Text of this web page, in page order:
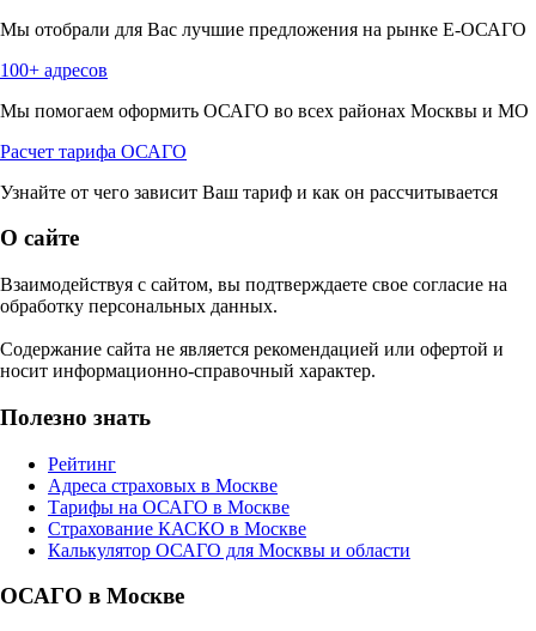
Мы отобрали для Вас лучшие предложения на рынке Е-ОСАГО
100+ адресов
Мы помогаем оформить ОСАГО во всех районах Москвы и МО
Расчет тарифа ОСАГО
Узнайте от чего зависит Ваш тариф и как он рассчитывается
О сайте
Взаимодействуя с сайтом, вы подтверждаете свое согласие на
обработку персональных данных.
Содержание сайта не является рекомендацией или офертой и
носит информационно-справочный характер.
Полезно знать
Рейтинг
Адреса страховых в Москве
Тарифы на ОСАГО в Москве
Страхование КАСКО в Москве
Калькулятор ОСАГО для Москвы и области
ОСАГО в Москве